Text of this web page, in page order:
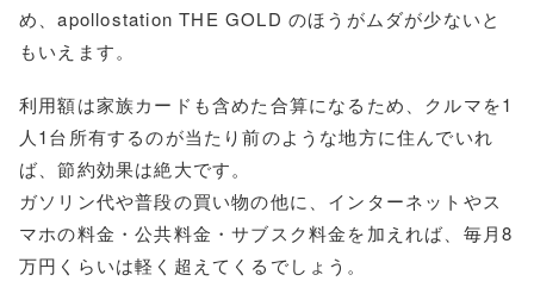
め、apollostation THE GOLD のほうがムダが少ないと
もいえます。
利用額は家族カードも含めた合算になるため、クルマを1
人1台所有するのが当たり前のような地方に住んでいれ
ば、節約効果は絶大です。
ガソリン代や普段の買い物の他に、インターネットやス
マホの料金・公共料金・サブスク料金を加えれば、毎月8
万円くらいは軽く超えてくるでしょう。